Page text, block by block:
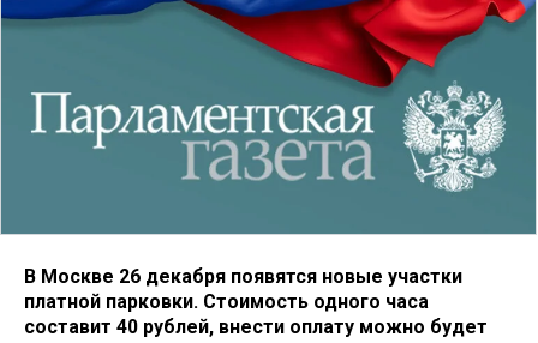
В Москве 26 декабря появятся новые участки
платной парковки. Стоимость одного часа
составит 40 рублей, внести оплату можно будет